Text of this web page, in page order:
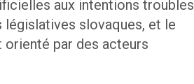
aux intentions troubles
slovaques, et le
orienté par des acteurs